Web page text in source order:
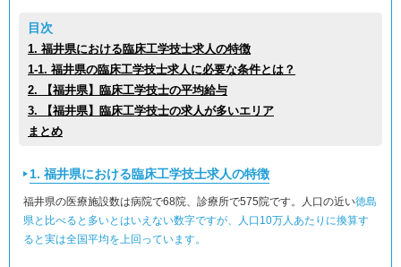
目次
1. 福井県における臨床工学技士求人の特徴
1-1. 福井県の臨床工学技士求人に必要な条件とは？
2. 【福井県】臨床工学技士の平均給与
3. 【福井県】臨床工学技士の求人が多いエリア
まとめ
1. 福井県における臨床工学技士求人の特徴
福井県の医療施設数は病院で68院、診療所で575院です。人口の近い徳島
県と比べると多いとはいえない数字ですが、人口10万人あたりに換算す
ると実は全国平均を上回っています。